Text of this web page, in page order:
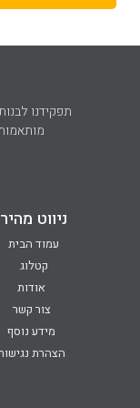
תפקידנו
ניווט מהיר
עמוד הבית
קטלוג
אודות
צור קשר
מידע נוסף
הצהרת